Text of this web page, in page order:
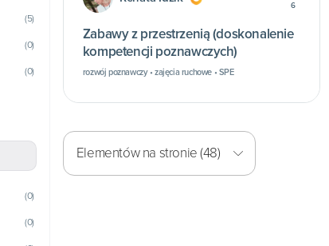
(5)
(0)
(0)
(0)
(0)
6
Zabawy z przestrzenią (doskonalenie
kompetencji poznawczych)
rozwój poznawczy • zajęcia ruchowe • SPE
Elementów na stronie (48)